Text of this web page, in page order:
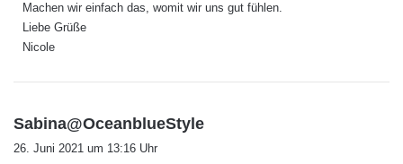
Machen wir einfach das, womit wir uns gut fühlen.
Liebe Grüße
Nicole
Sabina@OceanblueStyle
26. Juni 2021 um 13:16 Uhr